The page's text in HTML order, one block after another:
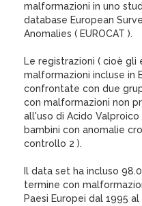
malformazioni in uno
database European
Anomalies ( EUROCAT ).
Le registrazioni ( cioè gli
malformazioni incluse in
confrontate con due
con malformazioni non
all'uso di Acido
bambini con anomalie
controllo 2 ).
Il data set ha incluso
termine con
Paesi Europei dal 1995 al